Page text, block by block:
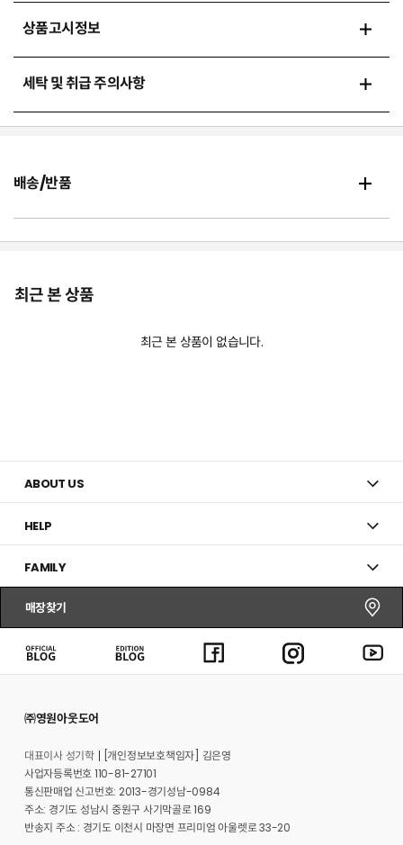
상품고시정보
세탁 및 취급 주의사항
배송/반품
최근 본 상품
최근 본 상품이 없습니다.
ABOUT US
HELP
FAMILY
매장찾기
㈜영원아웃도어
대표이사 성기학
[개인정보보호책임자] 김은영
사업자등록번호 110-81-27101
통신판매업 신고번호: 2013-경기성남-0984
주소: 경기도 성남시 중원구 사기막골로 169
반송지 주소 : 경기도 이천시 마장면 프리미엄 아울렛로 33-20